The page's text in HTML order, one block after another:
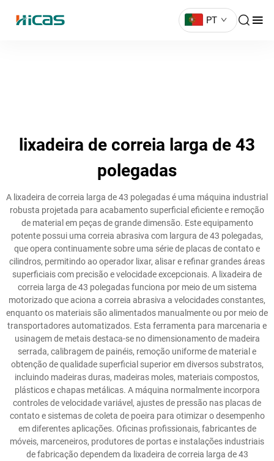
PT
lixadeira de correia larga de 43
polegadas
A lixadeira de correia larga de 43 polegadas é uma máquina industrial
robusta projetada para acabamento superficial eficiente e remoção
de material em peças de grande dimensão. Este equipamento
potente possui uma correia abrasiva com largura de 43 polegadas,
que opera continuamente sobre uma série de placas de contato e
cilindros, permitindo ao operador lixar, alisar e refinar grandes áreas
superficiais com precisão e velocidade excepcionais. A lixadeira de
correia larga de 43 polegadas funciona por meio de um sistema
motorizado que aciona a correia abrasiva a velocidades constantes,
enquanto os materiais são alimentados manualmente ou por meio de
transportadores automatizados. Esta ferramenta para marcenaria e
usinagem de metais destaca-se no dimensionamento de madeira
serrada, calibragem de painéis, remoção uniforme de material e
obtenção de qualidade superficial superior em diversos substratos,
incluindo madeiras duras, madeiras moles, materiais compostos,
plásticos e chapas metálicas. A máquina normalmente incorpora
controles de velocidade variável, ajustes de pressão nas placas de
contato e sistemas de coleta de poeira para otimizar o desempenho
em diferentes aplicações. Oficinas profissionais, fabricantes de
móveis, marceneiros, produtores de portas e instalações industriais
de fabricação dependem da lixadeira de correia larga de 43